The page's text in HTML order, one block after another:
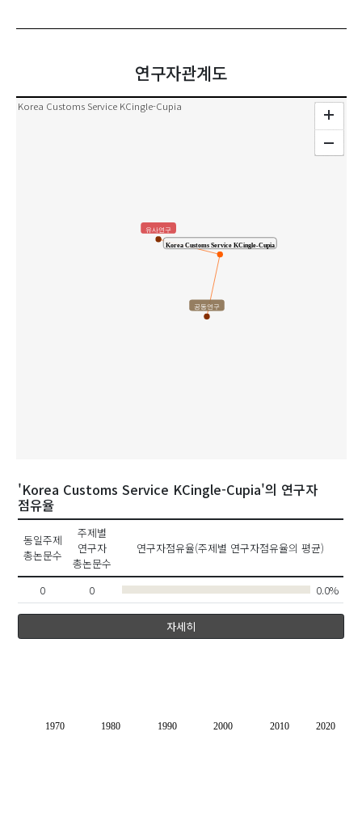
연구자관계도
Korea Customs Service KCingle-Cupia
Korea Customs Service KCingle-Cupia
공동연구
유사연구
'Korea Customs Service KCingle-Cupia'의 연구자
점유율
동일주제
총논문수
주제별
연구자
총논문수
연구자점유율(주제별 연구자점유율의 평균)
0 0 0.0%
자세히
1970 1980 1990 2000 2010 2020